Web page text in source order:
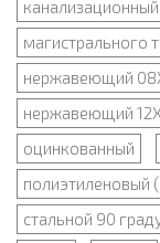
канализационный
магистрального
нержавеющий
нержавеющий
оцинкованный
полиэтиленовый
стальной 90